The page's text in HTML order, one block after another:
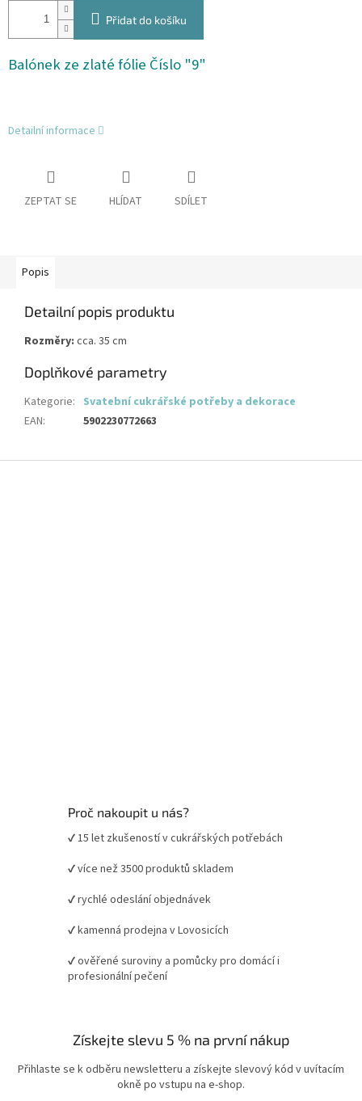
Přidat do košíku
Balónek ze zlaté fólie Číslo "9"
Detailní informace
ZEPTAT SE HLÍDAT SDÍLET
Popis
Detailní popis produktu
Rozměry: cca. 35 cm
Doplňkové parametry
Kategorie: Svatební cukrářské potřeby a dekorace
EAN: 5902230772663
Proč nakoupit u nás?
✔ 15 let zkušeností v cukrářských potřebách
✔ více než 3500 produktů skladem
✔ rychlé odeslání objednávek
✔ kamenná prodejna v Lovosicích
✔ ověřené suroviny a pomůcky pro domácí i
profesionální pečení
Získejte slevu 5 % na první nákup
Přihlaste se k odběru newsletteru a získejte slevový kód v uvítacím
okně po vstupu na e-shop.